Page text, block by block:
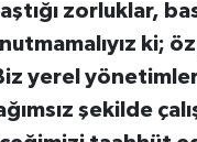
zorluklar,
ki;
yerel
şekilde